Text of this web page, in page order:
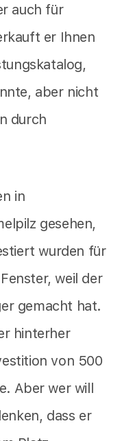
auch für
er Ihnen
aber nicht
durch
in
gesehen,
wurden für
weil der
gemacht hat.
hinterher
von 500
Aber wer will
dass er